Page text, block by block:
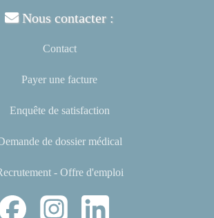
Nous contacter :
Contact
Payer une facture
Enquête de satisfaction
de dossier médical
- Offre d'emploi